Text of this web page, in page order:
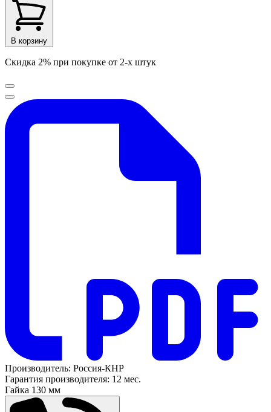
В корзину
Скидка 2% при покупке от 2-х штук
Производитель: Россия-КНР
Гарантия производителя: 12 мес.
Гайка 130 мм